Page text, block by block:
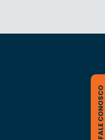
FALE CONOSCO